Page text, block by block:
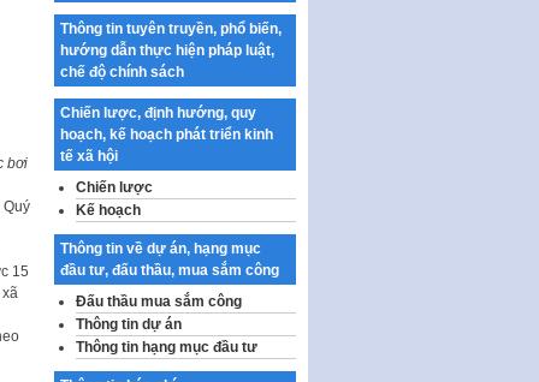
bơi
Quý
15
chính luận về bảo vệ nền tảng tư
tưởng của Đảng…
Công bố công khai dự toán kinh
phí xây dựng pháp luật, hoàn
thiện thể chế, chính…
Quy định về nghiên cứu, ứng
dụng khoa học, công nghệ, đổi
mới sáng tạo và chuyển…
Quy định chi tiết và hướng dẫn
thi hành một số điều của Luật Lý
lịch tư…
Sửa đổi, bổ sung một số nội
dung tại Nghị quyết số 30/NQ-
CP ngày 24 tháng 02…
Thông tin tuyên truyền, phổ biến,
hướng dẫn thực hiện pháp luật,
chế độ chính sách
Chiến lược, định hướng, quy
hoạch, kế hoạch phát triển kinh
tế xã hội
Chiến lược
Kế hoạch
Thông tin về dự án, hạng mục
đầu tư, đấu thầu, mua sắm công
Đấu thầu mua sắm công
Thông tin dự án
Thông tin hạng mục đầu tư